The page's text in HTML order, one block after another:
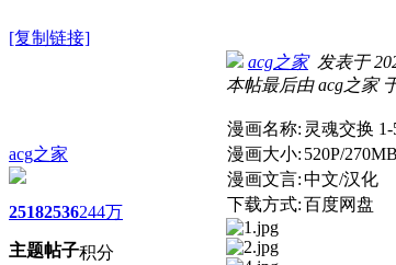
[复制链接]
acg之家
2518
主题
2536
帖子
244万
积分
acg之家发表于
本帖最后由 acg之家
漫画名称: 灵魂交换
漫画大小: 520P/270MB
漫画文言:中文/汉化
下载方式:百度网盘